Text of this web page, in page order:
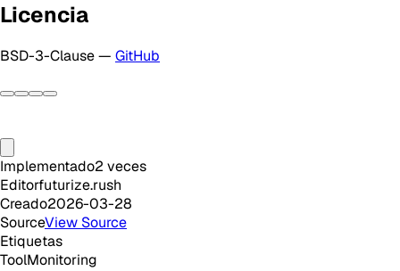
Licencia
BSD-3-Clause — GitHub
Implementado2 veces
Editorfuturize.rush
Creado2026-03-28
SourceView Source
Etiquetas
ToolMonitoring